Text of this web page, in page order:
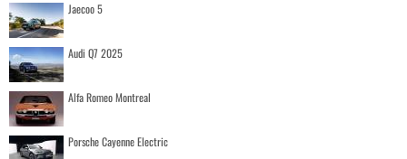
Jaecoo 5
Audi Q7 2025
Alfa Romeo Montreal
Porsche Cayenne Electric